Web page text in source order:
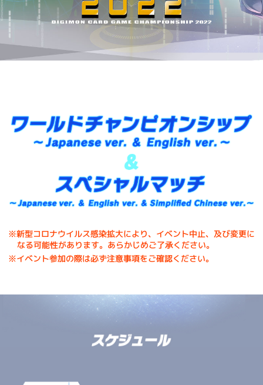
※新型コロナウイルス感染拡大により、イベント中止、及び変更に
なる可能性があります。あらかじめご了承ください。
※イベント参加の際は必ず注意事項をご確認ください。